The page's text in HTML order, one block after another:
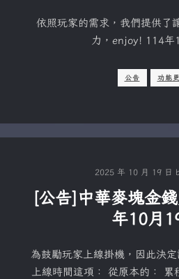
依照玩家的需求，我們提供了
力，enjoy! 114年
公告 功能
2025 年 10 月 19 日
[公告]中華麥塊金
年10月
為鼓勵玩家上線掛機，因此決
上線時間這項： 從原本的：